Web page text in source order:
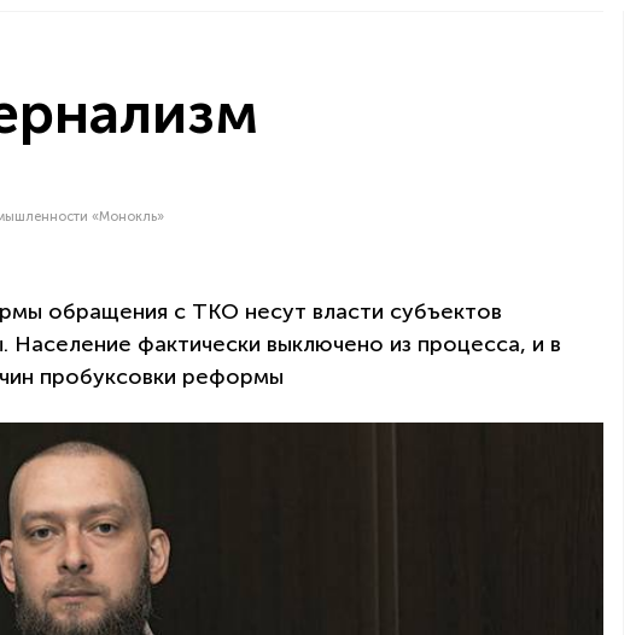
«Монокль»
обращения с ТКО несут власти субъектов
фактически выключено из процесса, и в
пробуксовки реформы